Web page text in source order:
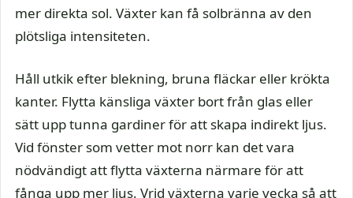
mer direkta sol. Växter kan få solbränna av den
plötsliga intensiteten.
Håll utkik efter blekning, bruna fläckar eller krökta
kanter. Flytta känsliga växter bort från glas eller
sätt upp tunna gardiner för att skapa indirekt ljus.
Vid fönster som vetter mot norr kan det vara
nödvändigt att flytta växterna närmare för att
fånga upp mer ljus. Vrid växterna varje vecka så att